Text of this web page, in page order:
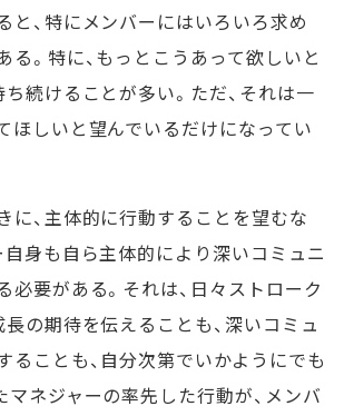
、特にメンバーにはいろいろ求め
る。特に、もっとこうあって欲しいと
ち続けることが多い。ただ、それは一
ほしいと望んでいるだけになってい
に、主体的に行動することを望むな
自身も自ら主体的により深いコミュニ
必要がある。それは、日々ストローク
長の期待を伝えることも、深いコミュ
ことも、自分次第でいかようにでも
マネジャーの率先した行動が、メンバ